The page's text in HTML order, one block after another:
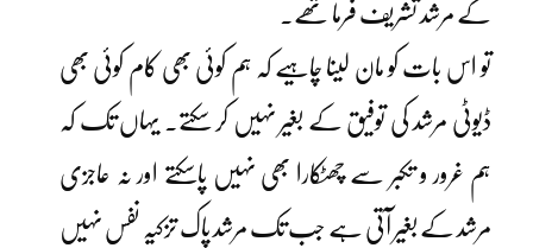
کے مرشد تشریف فرما تھے۔
تو اس بات کو مان لینا چاہیے کہ ہم کوئی بھی کام کوئی بھی
ڈیوٹی مرشد کی توفیق کے بغیر نہیں کر سکتے۔ یہاں تک کہ
ہم غرور و تکبر سے چھٹکارا بھی نہیں پاسکتے اور نہ عاجزی
مرشد کے بغیر آتی ہے جب تک مرشد پاک تزکیہ نفس نہیں